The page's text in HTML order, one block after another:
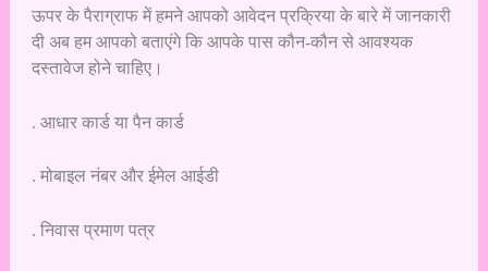
ऊपर के पैराग्राफ में हमने आपको आवेदन प्रक्रिया के बारे में जानकारी
दी अब हम आपको बताएंगे कि आपके पास कौन-कौन से आवश्यक
दस्तावेज होने चाहिए।
. आधार कार्ड या पैन कार्ड
. मोबाइल नंबर और ईमेल आईडी
. निवास प्रमाण पत्र